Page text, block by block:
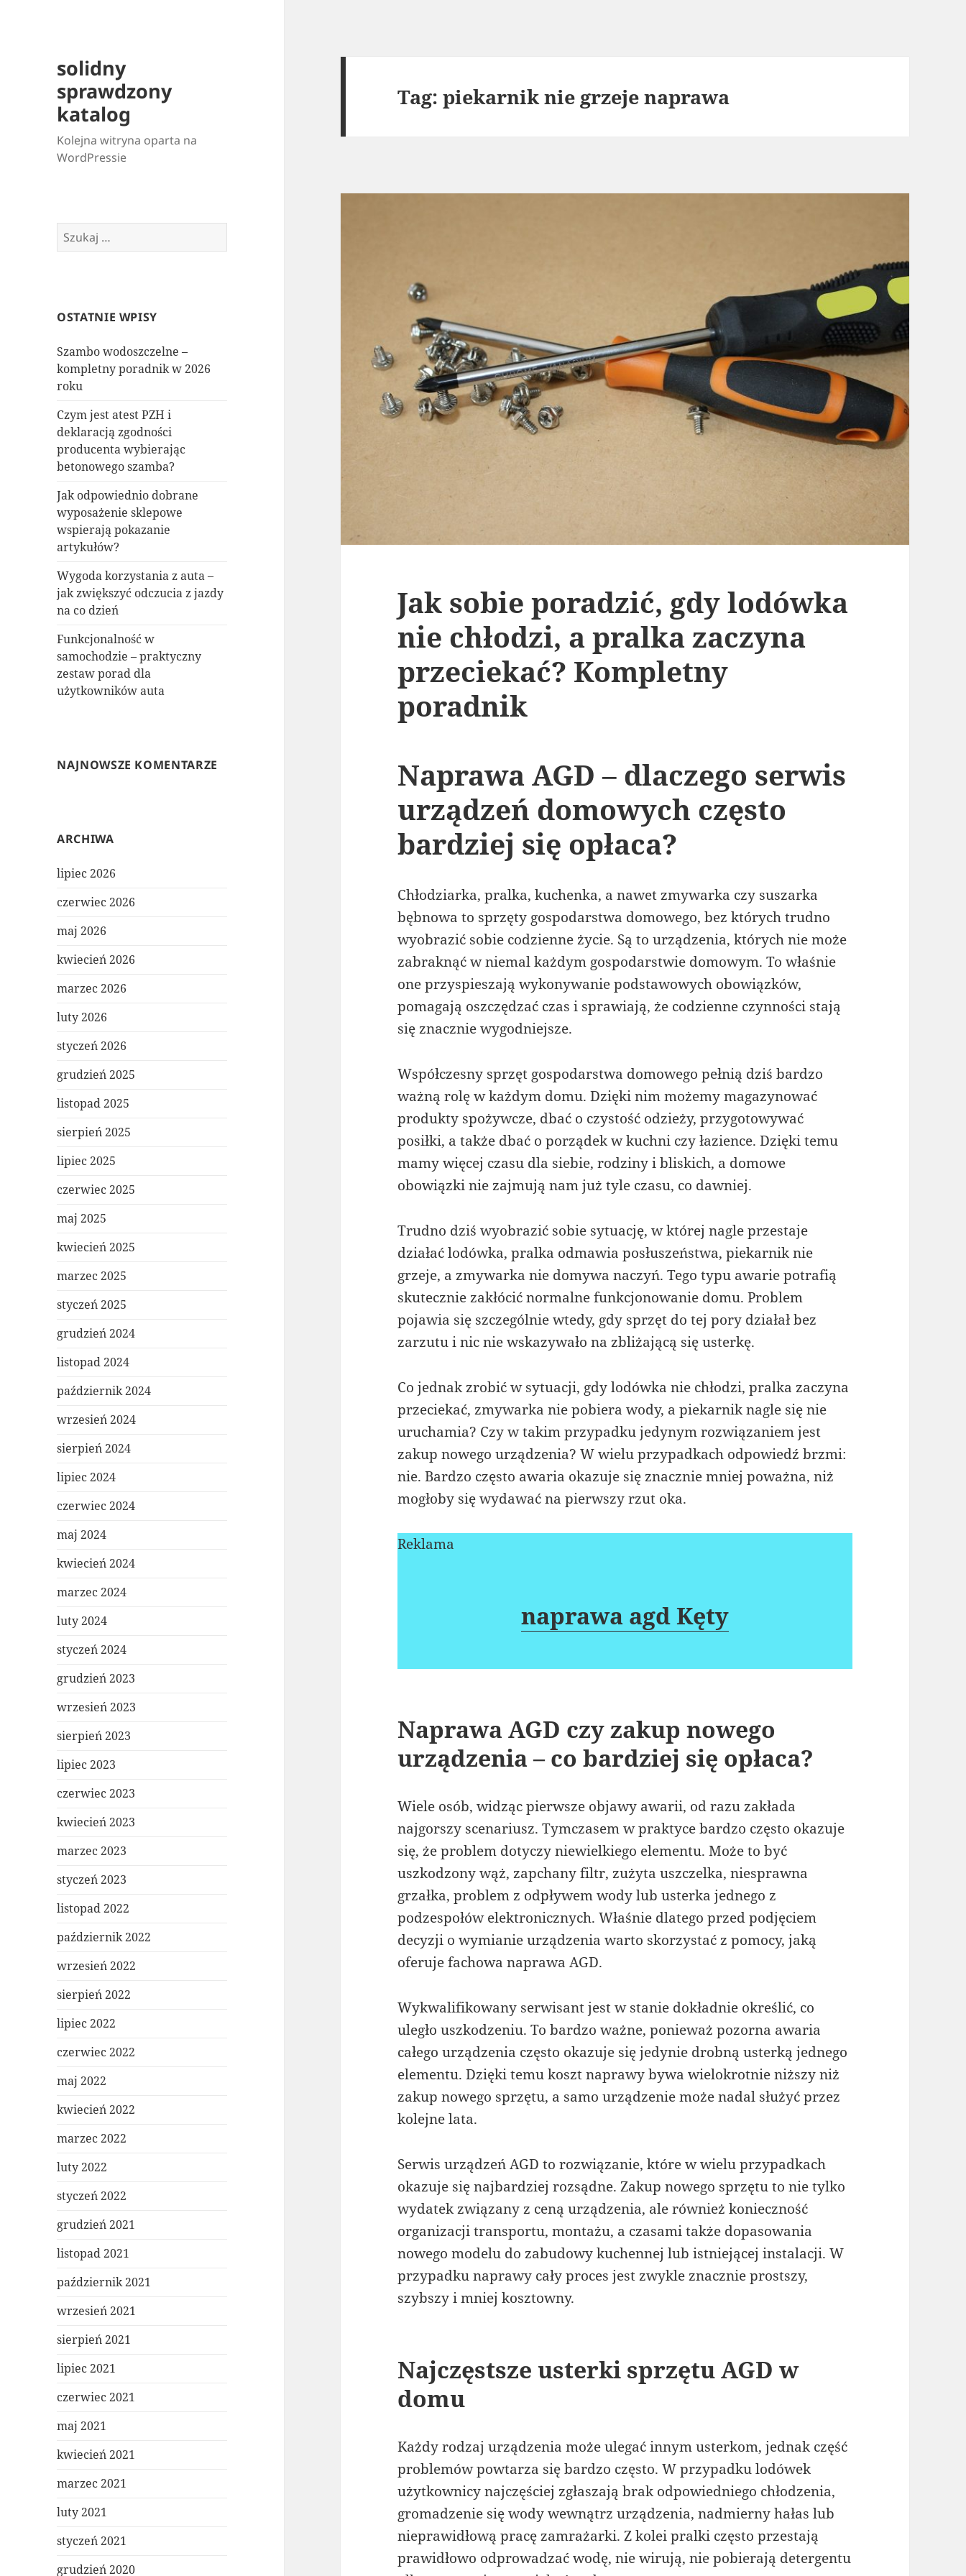
solidny
sprawdzony
katalog
Kolejna witryna oparta na
WordPressie
Szukaj:
OSTATNIE WPISY
Szambo wodoszczelne –
kompletny poradnik w 2026
roku
Czym jest atest PZH i
deklaracją zgodności
producenta wybierając
betonowego szamba?
Jak odpowiednio dobrane
wyposażenie sklepowe
wspierają pokazanie
artykułów?
Wygoda korzystania z auta –
jak zwiększyć odczucia z jazdy
na co dzień
Funkcjonalność w
samochodzie – praktyczny
zestaw porad dla
użytkowników auta
NAJNOWSZE KOMENTARZE
ARCHIWA
lipiec 2026
czerwiec 2026
maj 2026
kwiecień 2026
marzec 2026
luty 2026
styczeń 2026
grudzień 2025
listopad 2025
sierpień 2025
lipiec 2025
czerwiec 2025
maj 2025
kwiecień 2025
marzec 2025
styczeń 2025
grudzień 2024
listopad 2024
październik 2024
wrzesień 2024
sierpień 2024
lipiec 2024
czerwiec 2024
maj 2024
kwiecień 2024
marzec 2024
luty 2024
styczeń 2024
grudzień 2023
wrzesień 2023
sierpień 2023
lipiec 2023
czerwiec 2023
kwiecień 2023
marzec 2023
styczeń 2023
listopad 2022
październik 2022
wrzesień 2022
sierpień 2022
lipiec 2022
czerwiec 2022
maj 2022
kwiecień 2022
marzec 2022
luty 2022
styczeń 2022
grudzień 2021
listopad 2021
październik 2021
wrzesień 2021
sierpień 2021
lipiec 2021
czerwiec 2021
maj 2021
kwiecień 2021
marzec 2021
luty 2021
styczeń 2021
grudzień 2020
Tag:piekarnik nie grzeje naprawa
Jak sobie poradzić, gdy lodówka
nie chłodzi, a pralka zaczyna
przeciekać? Kompletny
poradnik
Naprawa AGD – dlaczego serwis
urządzeń domowych często
bardziej się opłaca?
Chłodziarka, pralka, kuchenka, a nawet zmywarka czy suszarka
bębnowa to sprzęty gospodarstwa domowego, bez których trudno
wyobrazić sobie codzienne życie. Są to urządzenia, których nie może
zabraknąć w niemal każdym gospodarstwie domowym. To właśnie
one przyspieszają wykonywanie podstawowych obowiązków,
pomagają oszczędzać czas i sprawiają, że codzienne czynności stają
się znacznie wygodniejsze.
Współczesny sprzęt gospodarstwa domowego pełnią dziś bardzo
ważną rolę w każdym domu. Dzięki nim możemy magazynować
produkty spożywcze, dbać o czystość odzieży, przygotowywać
posiłki, a także dbać o porządek w kuchni czy łazience. Dzięki temu
mamy więcej czasu dla siebie, rodziny i bliskich, a domowe
obowiązki nie zajmują nam już tyle czasu, co dawniej.
Trudno dziś wyobrazić sobie sytuację, w której nagle przestaje
działać lodówka, pralka odmawia posłuszeństwa, piekarnik nie
grzeje, a zmywarka nie domywa naczyń. Tego typu awarie potrafią
skutecznie zakłócić normalne funkcjonowanie domu. Problem
pojawia się szczególnie wtedy, gdy sprzęt do tej pory działał bez
zarzutu i nic nie wskazywało na zbliżającą się usterkę.
Co jednak zrobić w sytuacji, gdy lodówka nie chłodzi, pralka zaczyna
przeciekać, zmywarka nie pobiera wody, a piekarnik nagle się nie
uruchamia? Czy w takim przypadku jedynym rozwiązaniem jest
zakup nowego urządzenia? W wielu przypadkach odpowiedź brzmi:
nie. Bardzo często awaria okazuje się znacznie mniej poważna, niż
mogłoby się wydawać na pierwszy rzut oka.
Reklama
naprawa agd Kęty
Naprawa AGD czy zakup nowego
urządzenia – co bardziej się opłaca?
Wiele osób, widząc pierwsze objawy awarii, od razu zakłada
najgorszy scenariusz. Tymczasem w praktyce bardzo często okazuje
się, że problem dotyczy niewielkiego elementu. Może to być
uszkodzony wąż, zapchany filtr, zużyta uszczelka, niesprawna
grzałka, problem z odpływem wody lub usterka jednego z
podzespołów elektronicznych. Właśnie dlatego przed podjęciem
decyzji o wymianie urządzenia warto skorzystać z pomocy, jaką
oferuje fachowa naprawa AGD.
Wykwalifikowany serwisant jest w stanie dokładnie określić, co
uległo uszkodzeniu. To bardzo ważne, ponieważ pozorna awaria
całego urządzenia często okazuje się jedynie drobną usterką jednego
elementu. Dzięki temu koszt naprawy bywa wielokrotnie niższy niż
zakup nowego sprzętu, a samo urządzenie może nadal służyć przez
kolejne lata.
Serwis urządzeń AGD to rozwiązanie, które w wielu przypadkach
okazuje się najbardziej rozsądne. Zakup nowego sprzętu to nie tylko
wydatek związany z ceną urządzenia, ale również konieczność
organizacji transportu, montażu, a czasami także dopasowania
nowego modelu do zabudowy kuchennej lub istniejącej instalacji. W
przypadku naprawy cały proces jest zwykle znacznie prostszy,
szybszy i mniej kosztowny.
Najczęstsze usterki sprzętu AGD w
domu
Każdy rodzaj urządzenia może ulegać innym usterkom, jednak część
problemów powtarza się bardzo często. W przypadku lodówek
użytkownicy najczęściej zgłaszają brak odpowiedniego chłodzenia,
gromadzenie się wody wewnątrz urządzenia, nadmierny hałas lub
nieprawidłową pracę zamrażarki. Z kolei pralki często przestają
prawidłowo odprowadzać wodę, nie wirują, nie pobierają detergentu